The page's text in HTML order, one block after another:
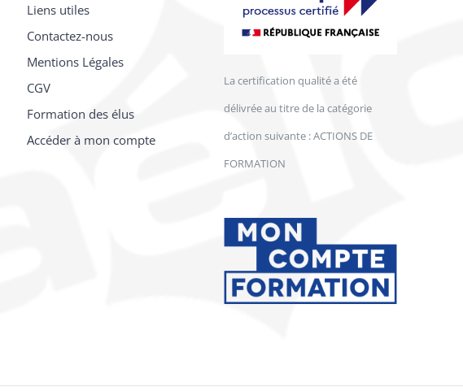
Liens utiles
Contactez-nous
Mentions Légales
CGV
Formation des élus
Accéder à mon compte
La certification qualité a été
délivrée au titre de la catégorie
d’action suivante : ACTIONS DE
FORMATION